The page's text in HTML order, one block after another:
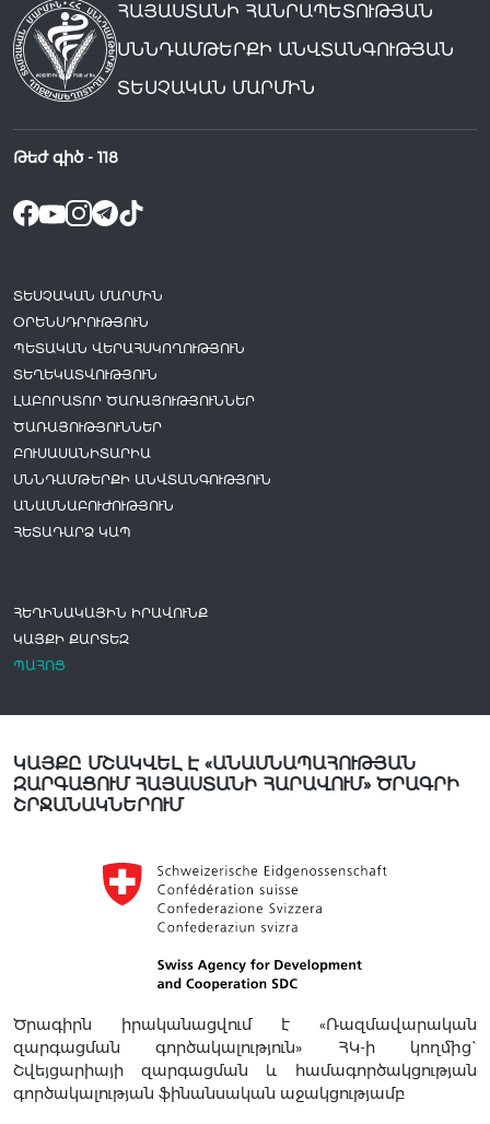
ՀԱՅԱՍՏԱՆԻ ՀԱՆՐԱՊԵՏՈՒԹՅԱՆ
ՍՆՆԴԱՄԹԵՐՔԻ ԱՆՎՏԱՆԳՈՒԹՅԱՆ
ՏԵՍՉԱԿԱՆ ՄԱՐՄԻՆ
Թեժ գիծ - 118
ՏԵՍՉԱԿԱՆ ՄԱՐՄԻՆ
ՕՐԵՆՍԴՐՈՒԹՅՈՒՆ
ՊԵՏԱԿԱՆ ՎԵՐԱՀՍԿՈՂՈՒԹՅՈՒՆ
ՏԵՂԵԿԱՏՎՈՒԹՅՈՒՆ
ԼԱԲՈՐԱՏՈՐ ԾԱՌԱՅՈՒԹՅՈՒՆՆԵՐ
ԾԱՌԱՅՈՒԹՅՈՒՆՆԵՐ
ԲՈՒՍԱՍԱՆԻՏԱՐԻԱ
ՍՆՆԴԱՄԹԵՐՔԻ ԱՆՎՏԱՆԳՈՒԹՅՈՒՆ
ԱՆԱՍՆԱԲՈՒԺՈՒԹՅՈՒՆ
ՀԵՏԱԴԱՐՁ ԿԱՊ
ՀԵՂԻՆԱԿԱՅԻՆ ԻՐԱՎՈՒՆՔ
ԿԱՅՔԻ ՔԱՐՏԵԶ
ՊԱՀՈՑ
ԿԱՅՔԸ ՄՇԱԿՎԵԼ Է «ԱՆԱՍՆԱՊԱՀՈՒԹՅԱՆ
ԶԱՐԳԱՑՈՒՄ ՀԱՅԱՍՏԱՆԻ ՀԱՐԱՎՈՒՄ» ԾՐԱԳՐԻ
ՇՐՋԱՆԱԿՆԵՐՈՒՄ
Ծրագիրն իրականացվում է «Ռազմավարական
զարգացման գործակալություն» ՀԿ-ի կողմից`
Շվեյցարիայի զարգացման և համագործակցության
գործակալության ֆինանսական աջակցությամբ